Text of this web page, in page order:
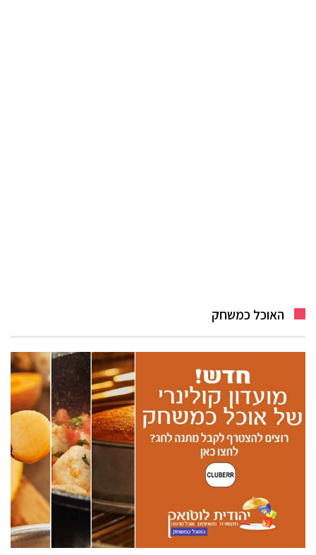
האוכל כמשחק